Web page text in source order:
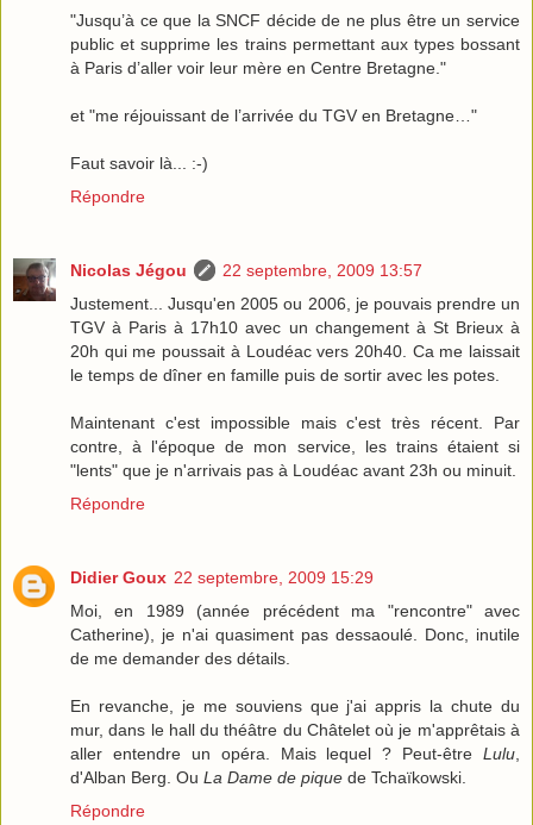
"Jusqu’à ce que la SNCF décide de ne plus être un service
public et supprime les trains permettant aux types bossant
à Paris d’aller voir leur mère en Centre Bretagne."
et "me réjouissant de l’arrivée du TGV en Bretagne…"
Faut savoir là... :-)
Répondre
Nicolas Jégou
22 septembre, 2009 13:57
Justement... Jusqu'en 2005 ou 2006, je pouvais prendre un
TGV à Paris à 17h10 avec un changement à St Brieux à
20h qui me poussait à Loudéac vers 20h40. Ca me laissait
le temps de dîner en famille puis de sortir avec les potes.
Maintenant c'est impossible mais c'est très récent. Par
contre, à l'époque de mon service, les trains étaient si
"lents" que je n'arrivais pas à Loudéac avant 23h ou minuit.
Répondre
Didier Goux 22 septembre, 2009 15:29
Moi, en 1989 (année précédent ma "rencontre" avec
Catherine), je n'ai quasiment pas dessaoulé. Donc, inutile
de me demander des détails.
En revanche, je me souviens que j'ai appris la chute du
mur, dans le hall du théâtre du Châtelet où je m'apprêtais à
aller entendre un opéra. Mais lequel ? Peut-être Lulu,
d'Alban Berg. Ou La Dame de pique de Tchaïkowski.
Répondre